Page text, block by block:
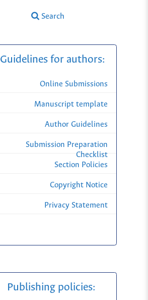
Search
Guidelines for authors:
Online Submissions
Manuscript template
Author Guidelines
Submission Preparation
Checklist
Section Policies
Copyright Notice
Privacy Statement
Publishing policies: